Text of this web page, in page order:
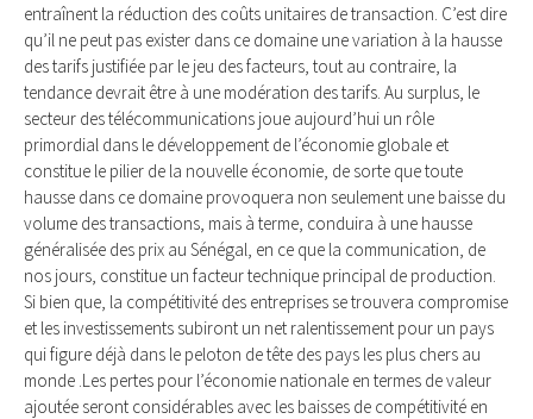
entraînent la réduction des coûts unitaires de transaction. C’est dire
qu’il ne peut pas exister dans ce domaine une variation à la hausse
des tarifs justifiée par le jeu des facteurs, tout au contraire, la
tendance devrait être à une modération des tarifs. Au surplus, le
secteur des télécommunications joue aujourd’hui un rôle
primordial dans le développement de l’économie globale et
constitue le pilier de la nouvelle économie, de sorte que toute
hausse dans ce domaine provoquera non seulement une baisse du
volume des transactions, mais à terme, conduira à une hausse
généralisée des prix au Sénégal, en ce que la communication, de
nos jours, constitue un facteur technique principal de production.
Si bien que, la compétitivité des entreprises se trouvera compromise
et les investissements subiront un net ralentissement pour un pays
qui figure déjà dans le peloton de tête des pays les plus chers au
monde .Les pertes pour l’économie nationale en termes de valeur
ajoutée seront considérables avec les baisses de compétitivité en